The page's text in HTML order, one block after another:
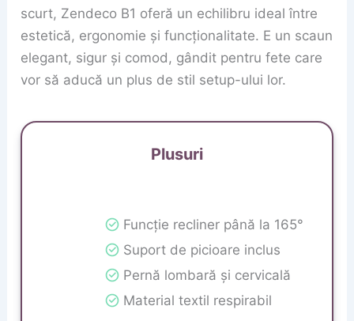
scurt, Zendeco B1 oferă un echilibru ideal între
estetică, ergonomie și funcționalitate. E un scaun
elegant, sigur și comod, gândit pentru fete care
vor să aducă un plus de stil setup-ului lor.
Plusuri
Funcție recliner până la 165°
Suport de picioare inclus
Pernă lombară și cervicală
Material textil respirabil